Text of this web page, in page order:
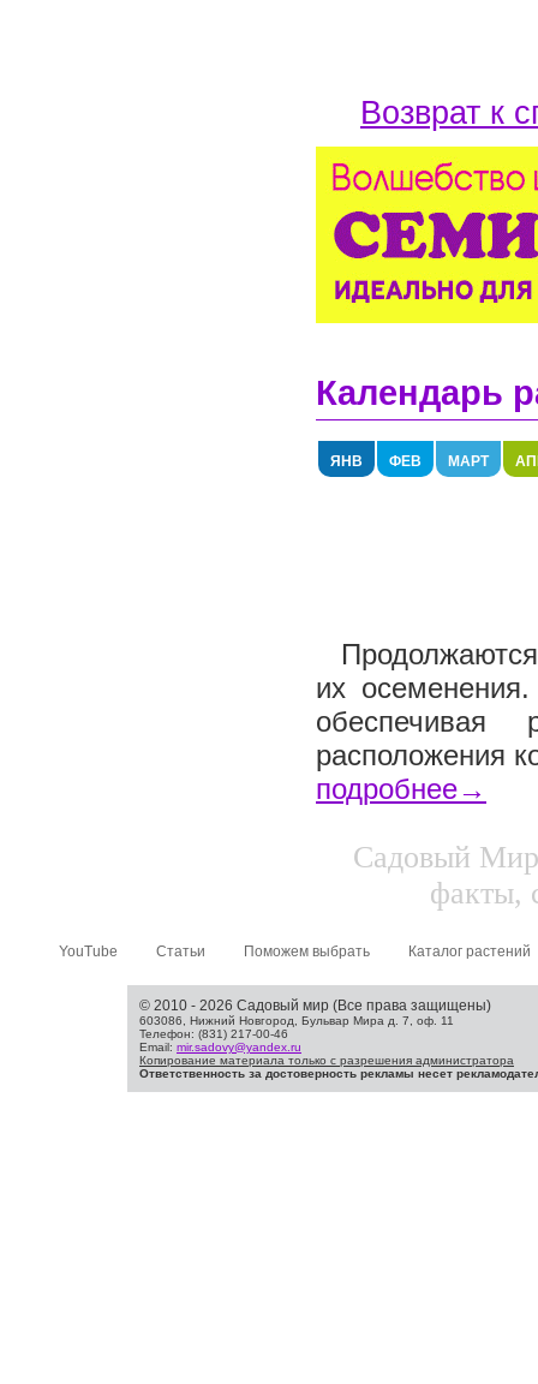
Возврат к
Календарь
ЯНВ ФЕВ МАРТ
их
обеспечивая
расположения
подробнее→
Садовый
факты,
YouTube Статьи Поможем выбрать Каталог растений
© 2010 - 2026 Садовый мир (Все права защищены)
603086, Нижний Новгород, Бульвар Мира д. 7, оф. 11
Телефон: (831) 217-00-46
Email: mir.sadovy@yandex.ru
Копирование материала только с разрешения администратора
Ответственность за достоверность рекламы несет